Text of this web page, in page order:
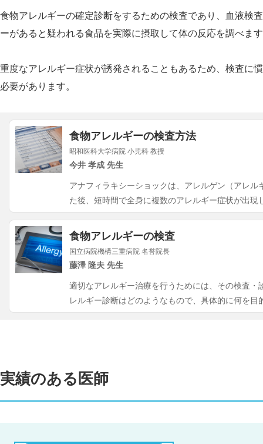
食物アレルギーの確定診断をするための検査であり、血液検
ーがあると疑われる食品を実際に摂取して体の反応を調べま
重度なアレルギー症状が誘発されることもあるため、検査に
必要があります。
食物アレルギーの検査方法
昭和医科大学病院 小児科 教授
今井 孝成 先生
アナフィラキシーショックは、アレルゲン（アレ
た後、短時間で全身に複数のアレルギー症状が出現
食物アレルギーの検査
国立病院機構三重病院 名誉院長
藤澤 隆夫 先生
適切なアレルギー治療を行うためには、その検査
レルギー診断はどのようなもので、具体的に何を目
実績のある医師